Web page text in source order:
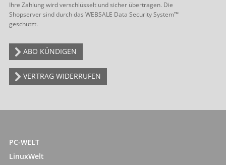
Ihre Zahlung wird verschlüsselt und sicher übertragen. Die
Shopserver sind durch das WEBSALE Data Security System™
geschützt.
ABO KÜNDIGEN
VERTRAG WIDERRUFEN
PC-WELT
LinuxWelt